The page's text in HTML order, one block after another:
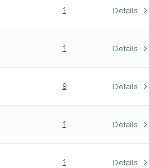
1 Details
1 Details
9 Details
1 Details
1 Details